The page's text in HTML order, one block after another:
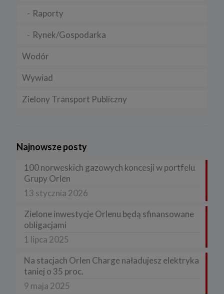
Raporty
Rynek/Gospodarka
Wodór
Wywiad
Zielony Transport Publiczny
Najnowsze posty
100 norweskich gazowych koncesji w portfelu
Grupy Orlen
13 stycznia 2026
Zielone inwestycje Orlenu będą sfinansowane
obligacjami
1 lipca 2025
Na stacjach Orlen Charge naładujesz elektryka
taniej o 35 proc.
9 maja 2025